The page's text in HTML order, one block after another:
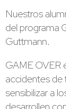
Nuestros
del programa
Guttmann.
GAME OVER
accidentes
sensibilizar a
desarrollen